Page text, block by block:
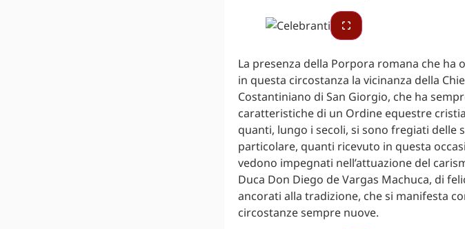
La presenza della Porpora romana che
in questa circostanza la vicinanza della
Costantiniano di San Giorgio, che ha
caratteristiche di un Ordine equestre
quanti, lungo i secoli, si sono fregiati delle
particolare, quanti ricevuto in questa
vedono impegnati nell’attuazione del
Duca Don Diego de Vargas Machuca, di
ancorati alla tradizione, che si manifesta
circostanze sempre nuove.